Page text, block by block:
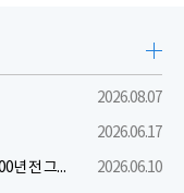
2026.08.07
2026.06.17
[전시] 6.10만세운동 100주년 기념 특별기획전 <100년 전 그날을 보다: 6.10만세운동>
2026.06.10